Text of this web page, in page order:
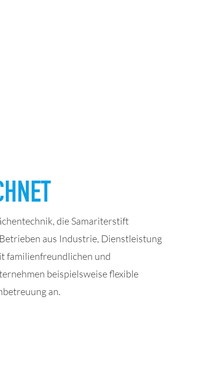
die Samariterstift
aus Industrie, Dienstleistung
familienfreundlichen und
beispielsweise flexible
an.